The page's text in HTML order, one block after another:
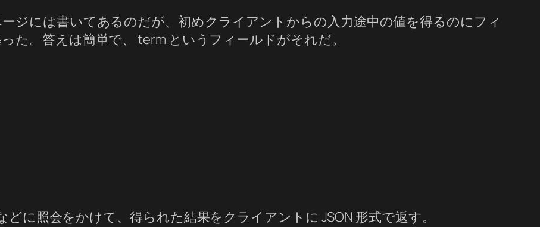
ジには書いてあるのだが、初めクライアントからの入力途中の値を得るのにフィ
た。答えは簡単で、 term というフィールドがそれだ。
に照会をかけて、得られた結果をクライアントに JSON 形式で返す。